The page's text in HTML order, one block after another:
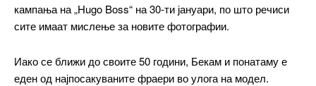
кампања на „Hugo Boss“ на 30-ти јануари, по што речиси
сите имаат мислење за новите фотографии.
Иако се ближи до своите 50 години, Бекам и понатаму е
еден од најпосакуваните фраери во улога на модел.